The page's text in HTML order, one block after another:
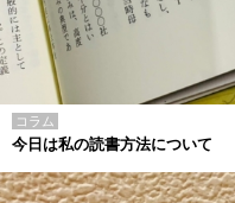
コラム
今日は私の読書方法について